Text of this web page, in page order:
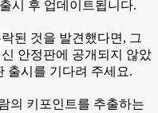
시 후 업데이트됩니다.
된 것을 발견했다면, 그
안정판에 공개되지 않았
출시를 기다려 주세요.
의 키포인트를 추출하는